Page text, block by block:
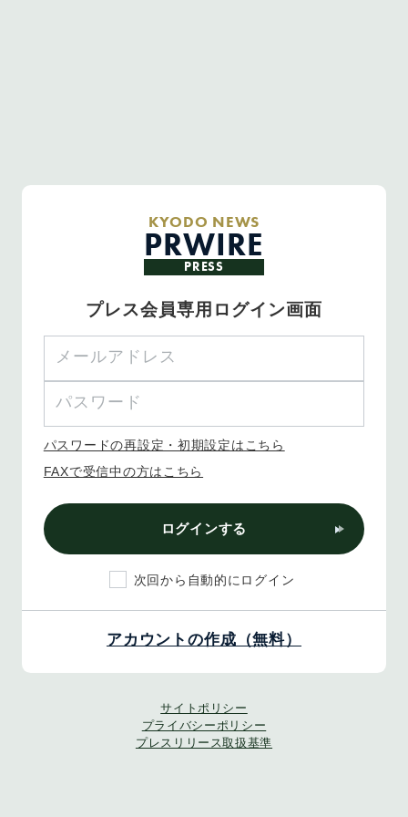
KYODO NEWS
PRWIRE
PRESS
プレス会員専用ログイン画面
パスワードの再設定・初期設定はこちら
FAXで受信中の方はこちら
ログインする
次回から自動的にログイン
アカウントの作成（無料）
サイトポリシー
プライバシーポリシー
プレスリリース取扱基準